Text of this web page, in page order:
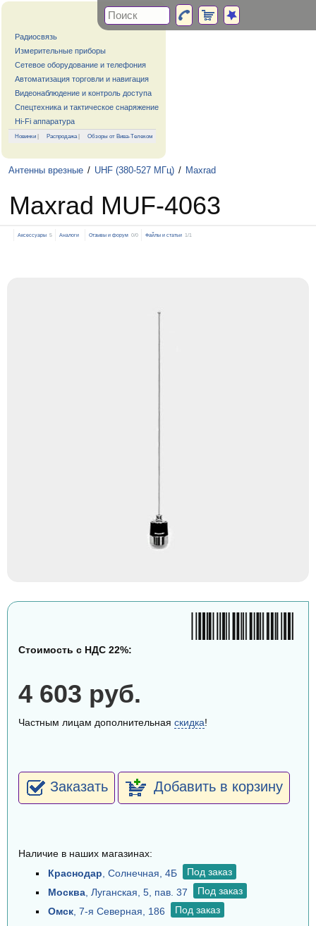
Радиосвязь
Измерительные приборы
Сетевое оборудование и телефония
Автоматизация торговли и навигация
Видеонаблюдение и контроль доступа
Спецтехника и тактическое снаряжение
Hi-Fi аппаратура
Новинки | Распродажа| Обзоры от Вива-Телеком
Антенны врезные / UHF (380-527 МГц) / Maxrad
Maxrad MUF-4063
Аксессуары 5 Аналоги Отзывы и форум 0/0 Файлы и статьи 1/1
Стоимость с НДС 22%:
4 603 руб.
Частным лицам дополнительная скидка!
Заказать Добавить в корзину
Наличие в наших магазинах:
Краснодар , Солнечная, 4Б
Под заказ
Москва , Луганская, 5, пав. 37
Под заказ
Омск , 7-я Северная, 186 Под заказ